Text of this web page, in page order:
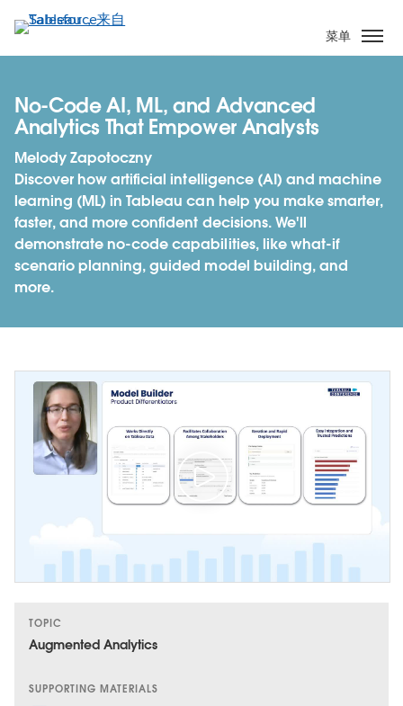
转
到
容
菜单
No-Code AI, ML, and Advanced
Analytics That Empower Analysts
Melody Zapotoczny
Discover how artificial intelligence (AI) and machine
learning (ML) in Tableau can help you make smarter,
faster, and more confident decisions. We'll
demonstrate no-code capabilities, like what-if
scenario planning, guided model building, and
more.
TOPIC
Augmented Analytics
SUPPORTING MATERIALS